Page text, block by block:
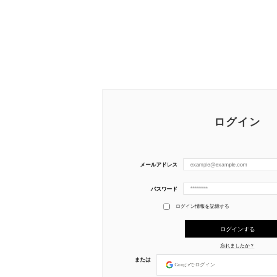
ログイン
メールアドレス
パスワード
ログイン情報を記憶する
忘れましたか？
または
Googleでログイン